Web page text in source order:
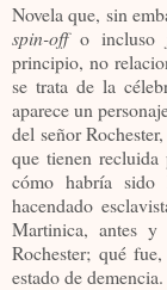
Novela que, sin
spin-offo incluso
principio, no
se trata de la
aparece un
del señor
que tienen recluida
cómo habría
hacendado
Martinica, antes
Rochester; qué
estado de demencia.